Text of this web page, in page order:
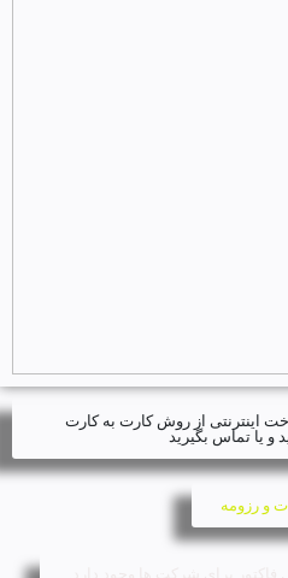
اینترنتی از روش کارت به کارت
و یا تماس بگیرید
و رزومه